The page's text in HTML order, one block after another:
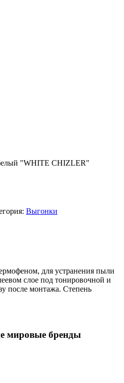
"WHITE CHIZLER"
Выгонки
для устранения пыли
слое под тонировочной и
после монтажа. Степень
мировые бренды